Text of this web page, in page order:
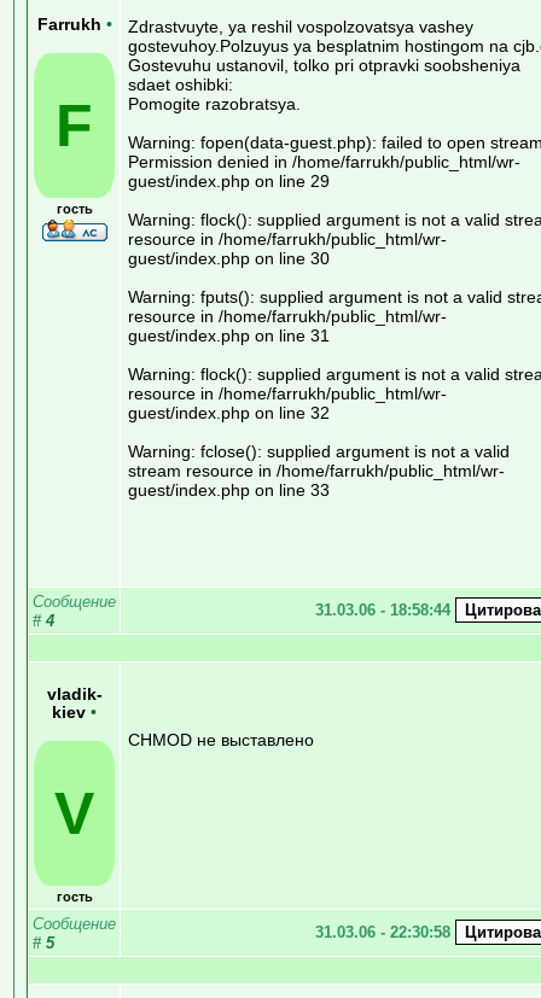
Farrukh •
F
гость
Zdrastvuyte, ya reshil vospolzovatsya vashey
gostevuhoy.Polzuyus ya besplatnim hostingom na
Gostevuhu ustanovil, tolko pri otpravki soobsheniya
sdaet oshibki:
Pomogite razobratsya.
Warning: fopen(data-guest.php): failed to open
Permission denied in /home/farrukh/public_html/wr-
guest/index.php on line 29
Warning: flock(): supplied argument is not a valid
resource in /home/farrukh/public_html/wr-
guest/index.php on line 30
Warning: fputs(): supplied argument is not a valid
resource in /home/farrukh/public_html/wr-
guest/index.php on line 31
Warning: flock(): supplied argument is not a valid
resource in /home/farrukh/public_html/wr-
guest/index.php on line 32
Warning: fclose(): supplied argument is not a valid
stream resource in /home/farrukh/public_html/wr-
guest/index.php on line 33
Сообщение
# 4
31.03.06 - 18:58:44
vladik-
kiev •
V
гость
CHMOD не выставлено
Сообщение
# 5
31.03.06 - 22:30:58